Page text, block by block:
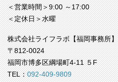
＜営業時間＞9:00 ～17:00
＜定休日＞水曜
株式会社ライフラボ【福岡事務所】
〒812-0024
福岡市博多区綱場町4-11 ５F
TEL：092-409-9809